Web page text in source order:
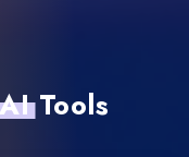
Tools